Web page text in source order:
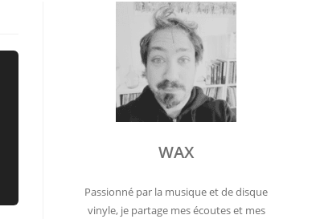
WAX
Passionné par la musique et de disque
vinyle, je partage mes écoutes et mes